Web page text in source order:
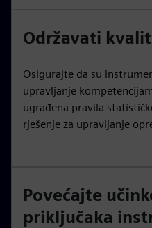
Održavati
Osigurajte da su
upravljanje
ugrađena pravila
rješenje za upravljanje
Povećajte
priključaka